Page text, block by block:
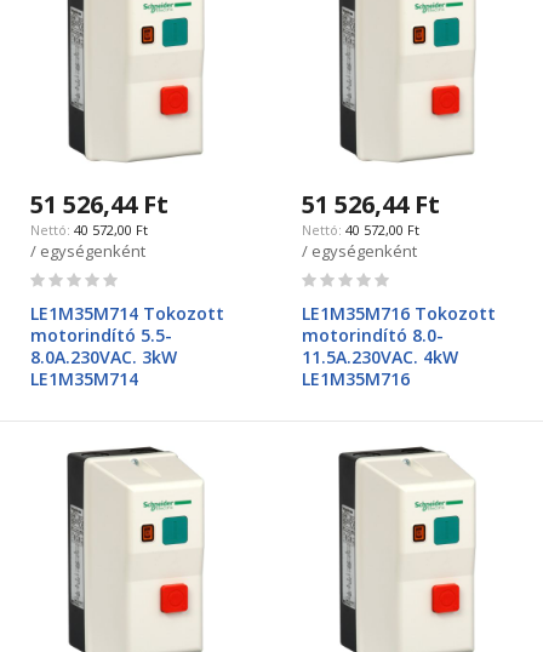
51 526,44 Ft
40 572,00 Ft
/ egységenként
Rating:
LE1M35M714 Tokozott
motorindító 5.5-
8.0A.230VAC. 3kW
LE1M35M714
51 526,44 Ft
40 572,00 Ft
/ egységenként
Rating:
LE1M35M716 Tokozott
motorindító 8.0-
11.5A.230VAC. 4kW
LE1M35M716